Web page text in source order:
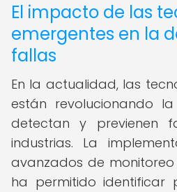
El impacto de las
emergentes en la
fallas
En la actualidad, las
están revolucionando
detectan y previenen
industrias. La
avanzados de
ha permitido identificar